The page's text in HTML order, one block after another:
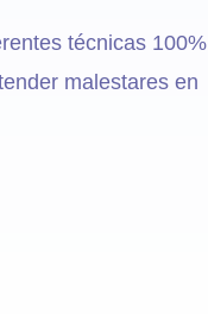
técnicas 100%
malestares en